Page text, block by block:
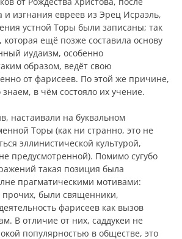
изгнания евреев из Эрец Исраэль,
устной Торы были записаны; так
ещё позже составила основу
иудаизм, особенно
образом, ведёт свою
от фарисеев. По этой же причине,
в чём состояло их учение.
настаивали на буквальном
Торы (как ни странно, это не
эллинистической культурой,
предусмотренной). Помимо сугубо
такая позиция была
прагматическими мотивами:
прочих, были священники,
фарисеев как вызов
В отличие от них, саддукеи не
популярностью в обществе, это